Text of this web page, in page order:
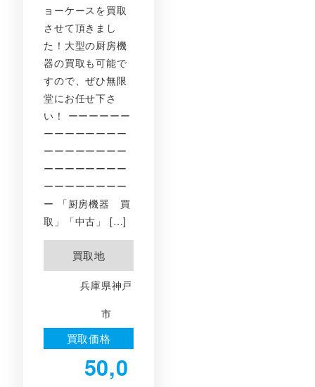
ョーケースを買取
させて頂きまし
た！大型の厨房機
器の買取も可能で
すので、ぜひ無限
堂にお任せ下さ
い！ ーーーーーー
ーーーーーーーー
ーーーーーーーー
ーーーーーーーー
ーーーーーーーー
ー 「厨房機器 買
取」「中古」 […]
買取地
兵庫県神戸
市
買取価格
50,0